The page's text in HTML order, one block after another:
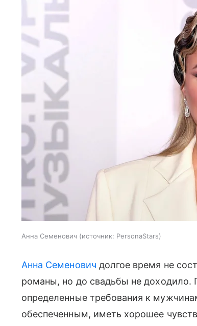
Анна Семенович источник: PersonaStars
Анна Семенович долгое время не
романы, но до свадьбы не доходило.
определенные требования к
обеспеченным, иметь хорошее